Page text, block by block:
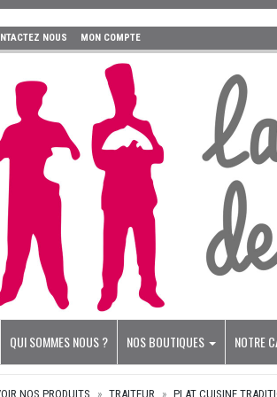
NOUS MON COMPTE
QUI SOMMES NOUS ? NOS BOUTIQUES NOTRE
NOS PRODUITS TRAITEUR PLAT CUISINE